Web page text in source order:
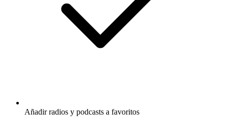
Añadir radios y podcasts a favoritos